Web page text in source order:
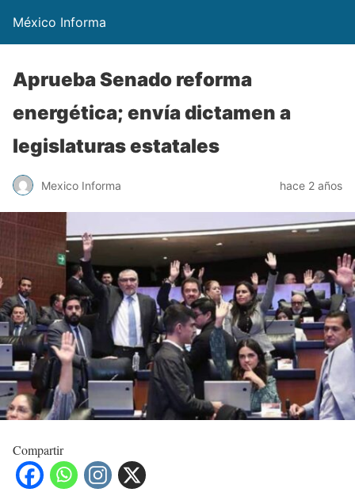
México Informa
Aprueba Senado reforma
energética; envía dictamen a
legislaturas estatales
Mexico Informa hace 2 años
Compartir